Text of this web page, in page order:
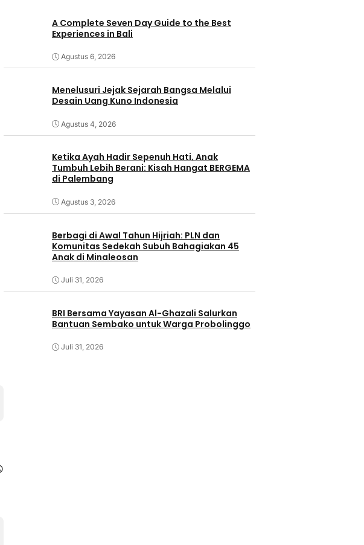
A Complete Seven Day Guide to the Best
Experiences in Bali
Agustus 6, 2026
Menelusuri Jejak Sejarah Bangsa Melalui
Desain Uang Kuno Indonesia
Agustus 4, 2026
Ketika Ayah Hadir Sepenuh Hati, Anak
Tumbuh Lebih Berani: Kisah Hangat BERGEMA
di Palembang
Agustus 3, 2026
Berbagi di Awal Tahun Hijriah: PLN dan
Komunitas Sedekah Subuh Bahagiakan 45
Anak di Minaleosan
Juli 31, 2026
BRI Bersama Yayasan Al-Ghazali Salurkan
Bantuan Sembako untuk Warga Probolinggo
Juli 31, 2026